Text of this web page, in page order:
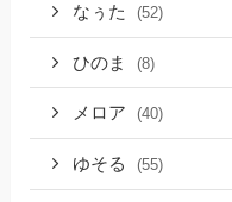
なぅた (52)
ひのま (8)
メロア (40)
ゆそる (55)